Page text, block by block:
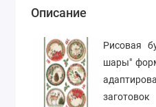
Описание
Рисовая
шары"